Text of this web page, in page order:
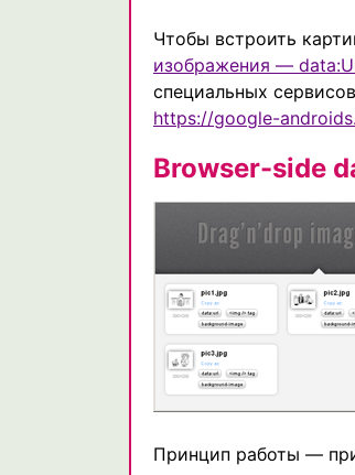
Чтобы встроить
изображения —
специальных
https://google-
Browser-side
Принцип работы —